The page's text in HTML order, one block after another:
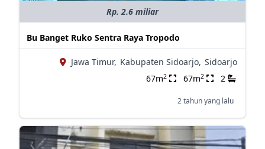
Rp. 2.6 miliar
Bu Banget Ruko Sentra Raya Tropodo
Jawa Timur, Kabupaten Sidoarjo, Sidoarjo
67m2 67m2 2
2 tahun yang lalu